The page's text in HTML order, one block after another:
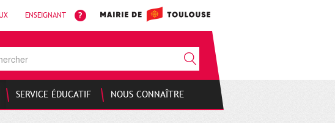
ENSEIGNANT
SERVICE ÉDUCATIF NOUS CONNAÎTRE